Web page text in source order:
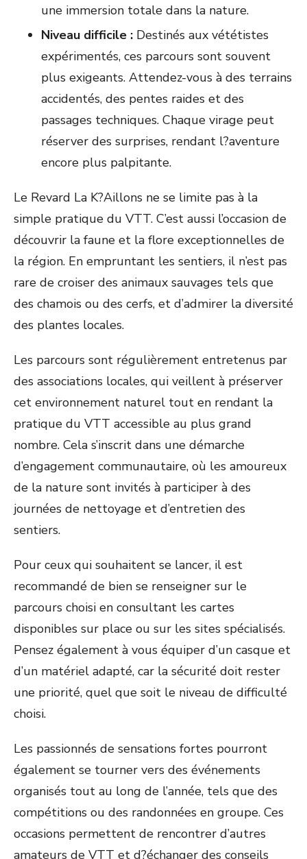
une immersion totale dans la nature.
Niveau difficile : Destinés aux vététistes
expérimentés, ces parcours sont souvent
plus exigeants. Attendez-vous à des terrains
accidentés, des pentes raides et des
passages techniques. Chaque virage peut
réserver des surprises, rendant l?aventure
encore plus palpitante.
Le Revard La K?Aillons ne se limite pas à la
simple pratique du VTT. C’est aussi l’occasion de
découvrir la faune et la flore exceptionnelles de
la région. En empruntant les sentiers, il n’est pas
rare de croiser des animaux sauvages tels que
des chamois ou des cerfs, et d’admirer la diversité
des plantes locales.
Les parcours sont régulièrement entretenus par
des associations locales, qui veillent à préserver
cet environnement naturel tout en rendant la
pratique du VTT accessible au plus grand
nombre. Cela s’inscrit dans une démarche
d’engagement communautaire, où les amoureux
de la nature sont invités à participer à des
journées de nettoyage et d’entretien des
sentiers.
Pour ceux qui souhaitent se lancer, il est
recommandé de bien se renseigner sur le
parcours choisi en consultant les cartes
disponibles sur place ou sur les sites spécialisés.
Pensez également à vous équiper d’un casque et
d’un matériel adapté, car la sécurité doit rester
une priorité, quel que soit le niveau de difficulté
choisi.
Les passionnés de sensations fortes pourront
également se tourner vers des événements
organisés tout au long de l’année, tels que des
compétitions ou des randonnées en groupe. Ces
occasions permettent de rencontrer d’autres
amateurs de VTT et d?échanger des conseils